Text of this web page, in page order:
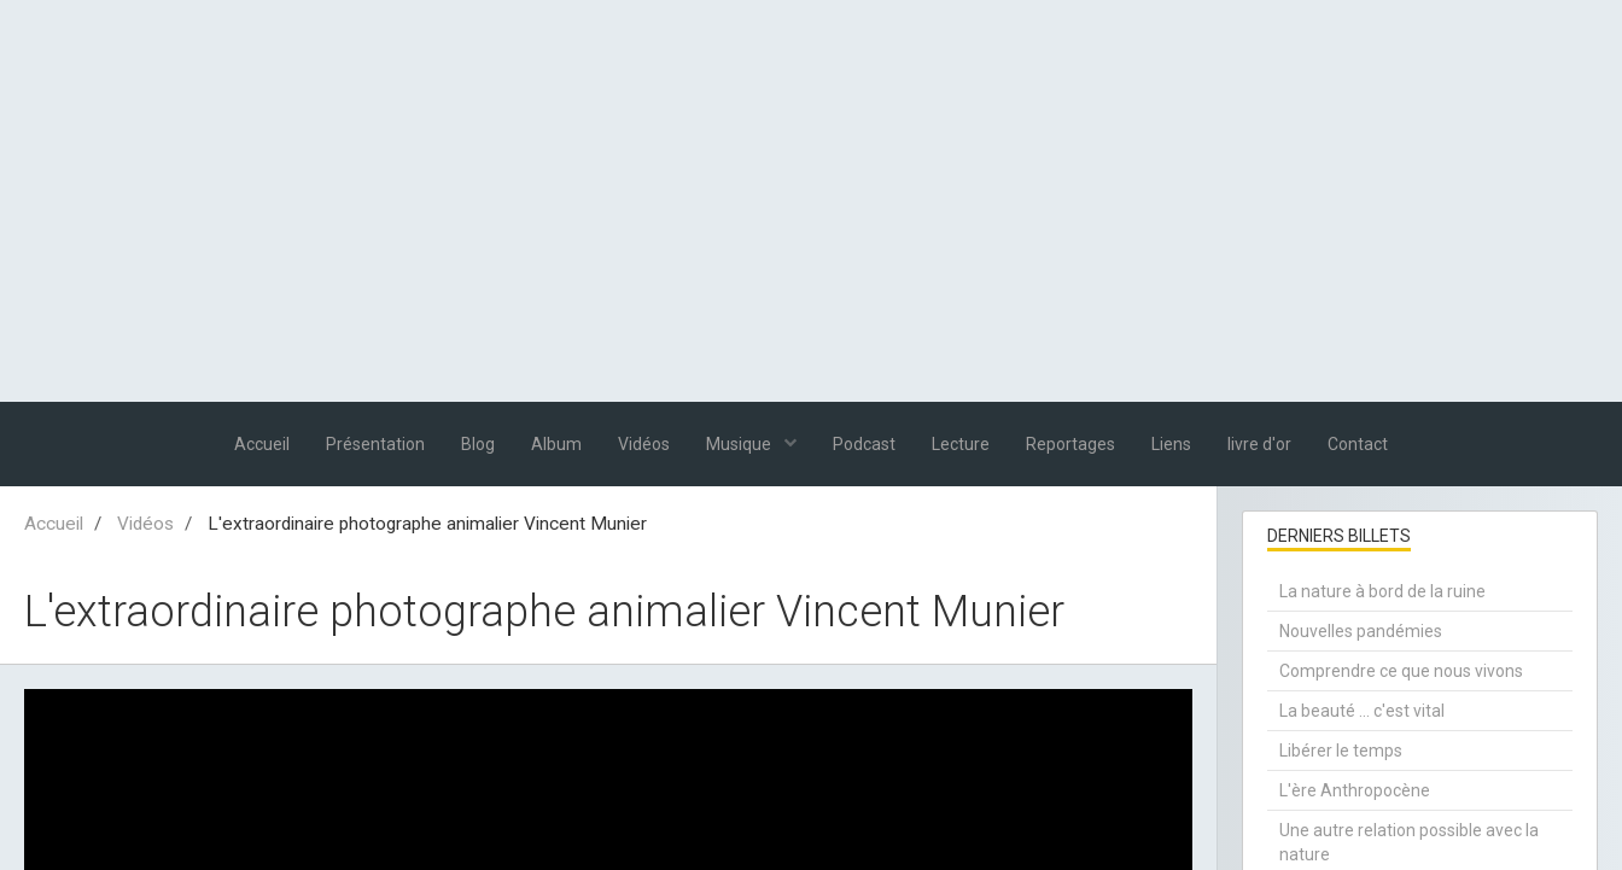
Accueil Présentation Blog Album Vidéos Musique Podcast Lecture Reportages Liens livre d'or Contact
Accueil Vidéos L'extraordinaire photographe animalier Vincent Munier
L'extraordinaire photographe animalier Vincent Munier
DERNIERS BILLETS
La nature à bord de la ruine
Nouvelles pandémies
Comprendre ce que nous vivons
La beauté ... c'est vital
Libérer le temps
L'ère Anthropocène
Une autre relation possible avec la
nature